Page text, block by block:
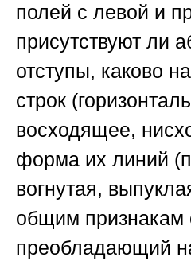
полей с левой и
присутствуют ли
отступы, каково
строк
восходящее,
форма их линий
вогнутая,
общим признакам
преобладающий